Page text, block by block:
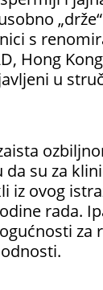
s
Hong
u
da su za
iz ovog
rada.
za